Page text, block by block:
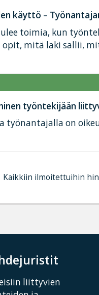
käyttö –
toimia, kun
opit, mitä laki sallii,
työntekijään
työnantajalla on
Kaikkiin ilmoitettuihin
liittyvien